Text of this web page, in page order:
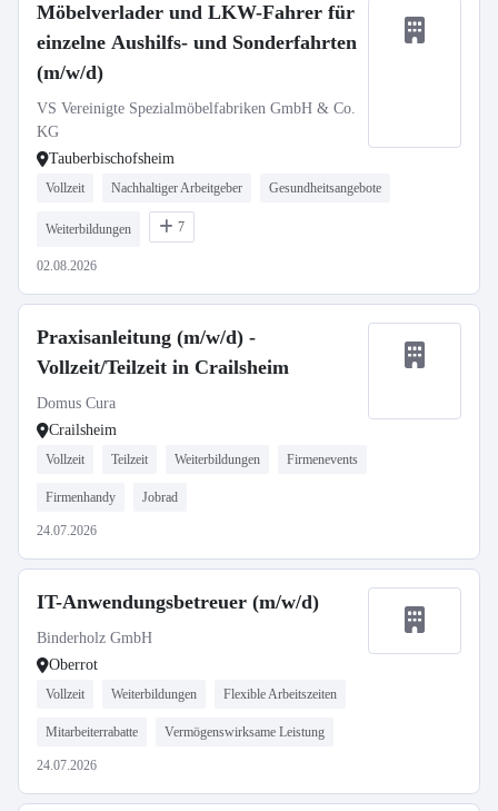
Möbelverlader und LKW-Fahrer für
einzelne Aushilfs- und Sonderfahrten
(m/w/d)
VS Vereinigte Spezialmöbelfabriken GmbH & Co.
KG
Tauberbischofsheim
Vollzeit Nachhaltiger Arbeitgeber Gesundheitsangebote
Weiterbildungen 7
02.08.2026
Praxisanleitung (m/w/d) -
Vollzeit/Teilzeit in Crailsheim
Domus Cura
Crailsheim
Vollzeit Teilzeit Weiterbildungen Firmenevents
Firmenhandy Jobrad
24.07.2026
IT-Anwendungsbetreuer (m/w/d)
Binderholz GmbH
Oberrot
Vollzeit Weiterbildungen Flexible Arbeitszeiten
Mitarbeiterrabatte Vermögenswirksame Leistung
24.07.2026